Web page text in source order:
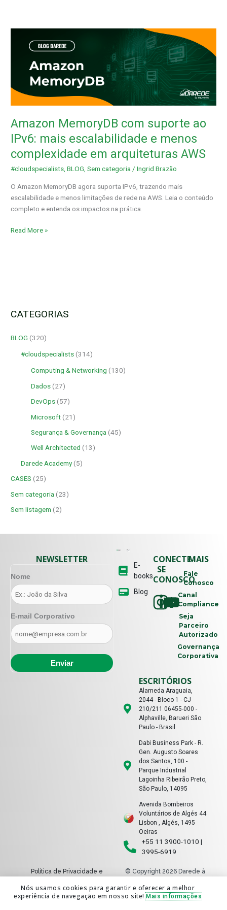
Amazon MemoryDB com suporte ao
IPv6: mais escalabilidade e menos
complexidade em arquiteturas AWS
#cloudspecialists ,BLOG ,Sem categoria /Ingrid Brazão
O Amazon MemoryDB agora suporta IPv6, trazendo mais
escalabilidade e menos limitações de rede na AWS. Leia o conteúdo
completo e entenda os impactos na prática.
MemoryDB
suporte
IPv6:
e
menos
complexidade
em
arquiteturas
Read More »
CATEGORIAS
BLOG (320)
#cloudspecialists (314)
Computing & Networking (130)
Dados (27)
DevOps (57)
Microsoft (21)
Segurança & Governança (45)
Well Architected (13)
Darede Academy(5)
CASES (25)
Sem categoria (23)
Sem listagem (2)
E-
books
Blog
CONECTE-
SE
CONOSCO
MAIS
Fale
Conosco
Canal
Compliance
Seja
Parceiro
Autorizado
Governança
Corporativa
ESCRITÓRIOS
Alameda Araguaia,
2044 - Bloco 1 - CJ
210/211 06455-000 -
Alphaville, Barueri São
Paulo - Brasil
Dabi Business Park - R.
Gen. Augusto Soares
dos Santos, 100 -
Parque Industrial
Lagoinha Ribeirão Preto,
São Paulo, 14095
Avenida Bombeiros
Voluntários de Algés 44
Lisbon , Algés, 1495
Oeiras
+55 11 3900-1010 |
3995-6919
NEWSLETTER
Nome
E-mail Corporativo
Política de Privacidade e
Perguntas Frequentes
© Copyright 2026 Darede à
Todos os direitos reservados |
By Damidia Marketing &
Nós usamos cookies para garantir e oferecer a melhor
experiência de navegação em nosso site!Mais informações